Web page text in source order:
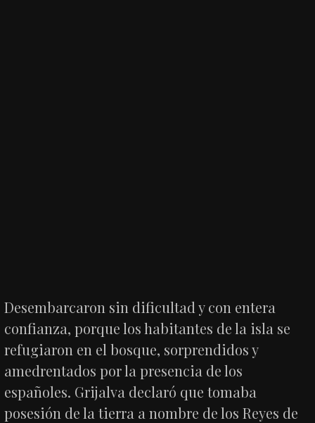
Desembarcaron sin dificultad y con entera
confianza, porque los habitantes de la isla se
refugiaron en el bosque, sorprendidos y
amedrentados por la presencia de los
españoles. Grijalva declaró que tomaba
posesión de la tierra a nombre de los Reyes de